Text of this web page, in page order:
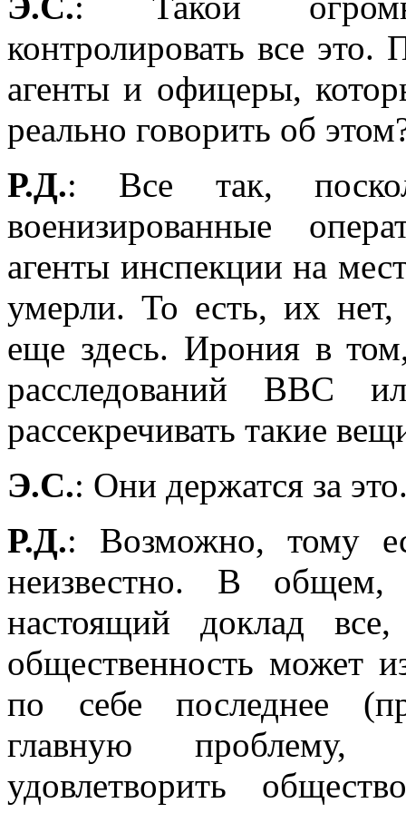
контролировать все
агенты и офицеры,
реально говорить об
Р.Д.: Все так,
военизированные
агенты инспекции на
умерли. То есть, их
еще здесь. Ирония в
расследований ВВС
рассекречивать такие
Э.С.: Они держатся за
Р.Д.: Возможно, тому
неизвестно. В
настоящий доклад
общественность может
по себе последнее
главную проблему,
удовлетворить